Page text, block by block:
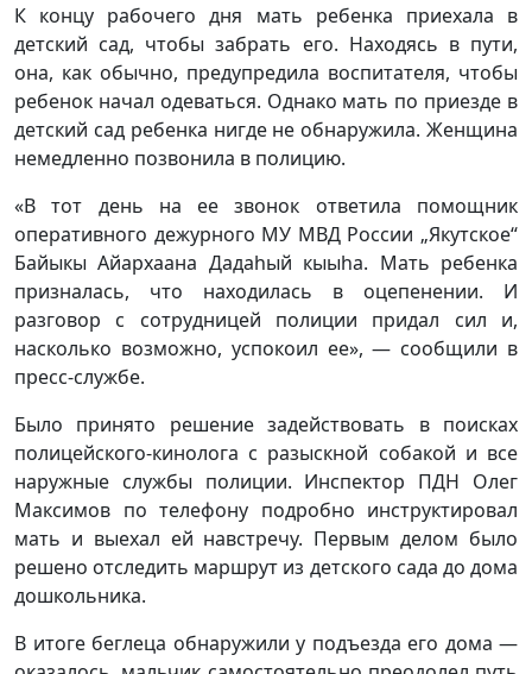
К концу рабочего дня мать ребенка приехала в
детский сад, чтобы забрать его. Находясь в пути,
она, как обычно, предупредила воспитателя, чтобы
ребенок начал одеваться. Однако мать по приезде в
детский сад ребенка нигде не обнаружила. Женщина
немедленно позвонила в полицию.
«В тот день на ее звонок ответила помощник
оперативного дежурного МУ МВД России „Якутское“
Байыкы Айархаана Дадаhый кыыhа. Мать ребенка
призналась, что находилась в оцепенении. И
разговор с сотрудницей полиции придал сил и,
насколько возможно, успокоил ее», — сообщили в
пресс-службе.
Было принято решение задействовать в поисках
полицейского-кинолога с разыскной собакой и все
наружные службы полиции. Инспектор ПДН Олег
Максимов по телефону подробно инструктировал
мать и выехал ей навстречу. Первым делом было
решено отследить маршрут из детского сада до дома
дошкольника.
В итоге беглеца обнаружили у подъезда его дома —